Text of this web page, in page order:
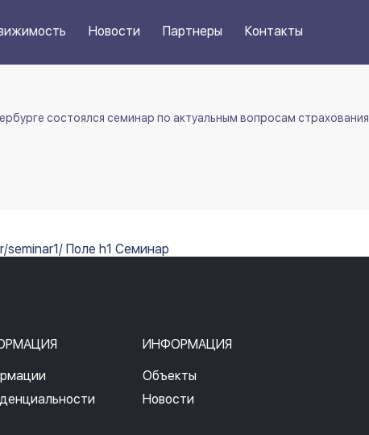
Новости Партнеры Контакты
состоялся семинар по актуальным вопросам страхования
seminar1/ Поле h1 Семинар
ИНФОРМАЦИЯ
Объекты
Новости